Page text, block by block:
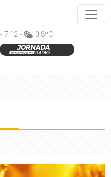
7:12 - 0,8ºC